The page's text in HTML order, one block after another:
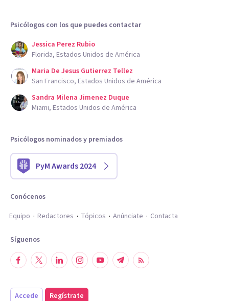
Psicólogos con los que puedes contactar
Jessica Perez Rubio
Florida, Estados Unidos de América
Maria De Jesus Gutierrez Tellez
San Francisco, Estados Unidos de América
Sandra Milena Jimenez Duque
Miami, Estados Unidos de América
Psicólogos nominados y premiados
PyM Awards 2024
Conócenos
Equipo
Redactores Tópicos Anúnciate Contacta
Síguenos
Accede Regístrate